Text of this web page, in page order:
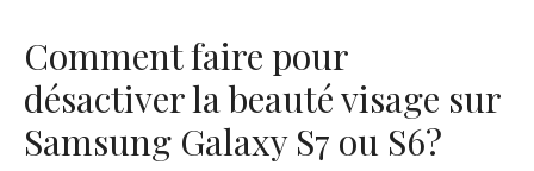
Comment faire pour
désactiver la beauté visage sur
Samsung Galaxy S7 ou S6?